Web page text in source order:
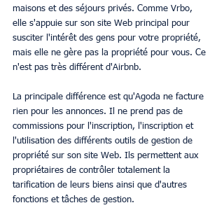
maisons et des séjours privés. Comme Vrbo,
elle s'appuie sur son site Web principal pour
susciter l'intérêt des gens pour votre propriété,
mais elle ne gère pas la propriété pour vous. Ce
n'est pas très différent d'Airbnb.
La principale différence est qu'Agoda ne facture
rien pour les annonces. Il ne prend pas de
commissions pour l'inscription, l'inscription et
l'utilisation des différents outils de gestion de
propriété sur son site Web. Ils permettent aux
propriétaires de contrôler totalement la
tarification de leurs biens ainsi que d'autres
fonctions et tâches de gestion.